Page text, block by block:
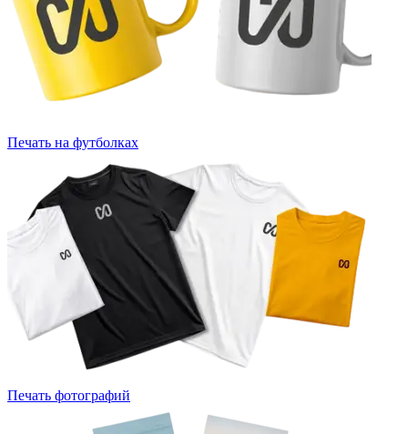
Печать на футболках
Печать фотографий